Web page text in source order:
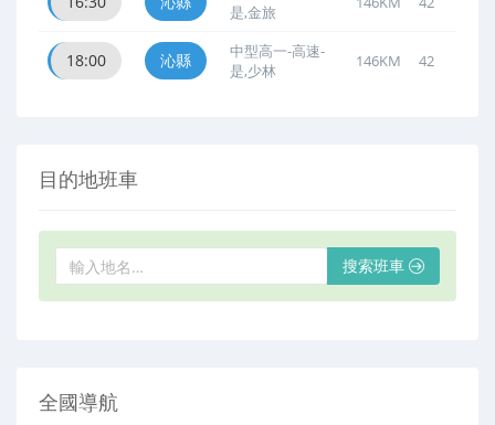
是,金旅
18:00 沁縣
中型高一-高速-
是,少林
146KM 42
目的地班車
搜索班車
全國導航